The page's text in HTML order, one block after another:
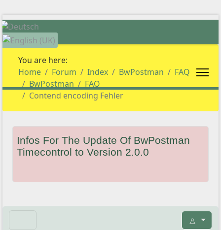
Select your language
You are here:
Home
Forum Index BwPostman
FAQ
BwPostman
FAQ
Contend encoding Fehler
Infos For The Update Of BwPostman
Timecontrol to Version 2.0.0